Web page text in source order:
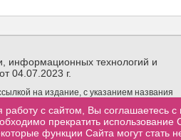
информационных технологий и
04.07.2023 г.
на издание, с указанием названия
первого абзаца публикуемого
с сайтом, Вы соглашаетесь
прекратить
функции Сайта могут стать